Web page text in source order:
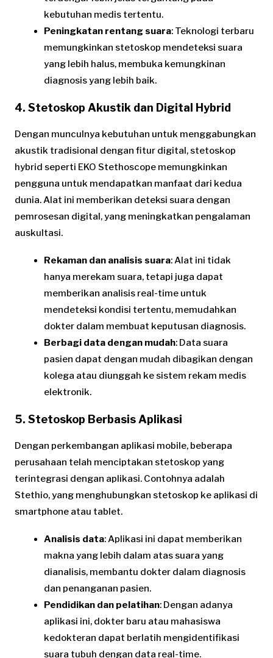
kebutuhan medis tertentu.
Peningkatan rentang suara: Teknologi terbaru
memungkinkan stetoskop mendeteksi suara
yang lebih halus, membuka kemungkinan
diagnosis yang lebih baik.
4. Stetoskop Akustik dan Digital Hybrid
Dengan munculnya kebutuhan untuk menggabungkan
akustik tradisional dengan fitur digital, stetoskop
hybrid seperti EKO Stethoscope memungkinkan
pengguna untuk mendapatkan manfaat dari kedua
dunia. Alat ini memberikan deteksi suara dengan
pemrosesan digital, yang meningkatkan pengalaman
auskultasi.
Rekaman dan analisis suara: Alat ini tidak
hanya merekam suara, tetapi juga dapat
memberikan analisis real-time untuk
mendeteksi kondisi tertentu, memudahkan
dokter dalam membuat keputusan diagnosis.
Berbagi data dengan mudah: Data suara
pasien dapat dengan mudah dibagikan dengan
kolega atau diunggah ke sistem rekam medis
elektronik.
5. Stetoskop Berbasis Aplikasi
Dengan perkembangan aplikasi mobile, beberapa
perusahaan telah menciptakan stetoskop yang
terintegrasi dengan aplikasi. Contohnya adalah
Stethio, yang menghubungkan stetoskop ke aplikasi di
smartphone atau tablet.
Analisis data: Aplikasi ini dapat memberikan
makna yang lebih dalam atas suara yang
dianalisis, membantu dokter dalam diagnosis
dan penanganan pasien.
Pendidikan dan pelatihan: Dengan adanya
aplikasi ini, dokter baru atau mahasiswa
kedokteran dapat berlatih mengidentifikasi
suara tubuh dengan data real-time.